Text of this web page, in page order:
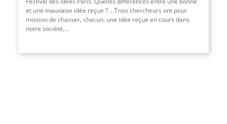
et une mauvaise idée reçue ? ...Trois chercheurs ont pour
mission de chasser, chacun, une idée reçue en cours dans
notre société,...